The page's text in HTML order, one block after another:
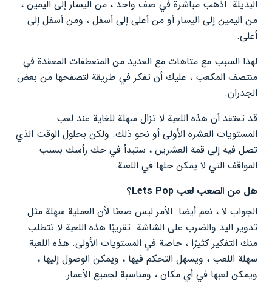
البديلة. اذهب مباشرة في صف واحد ، من اليسار إلى اليمين ،
من اليمين إلى اليسار أو من أعلى إلى أسفل ، ومن أسفل إلى
أعلى.
لهذا السبب مع متاهات مع العديد من المنعطفات المعقدة في
منتصف المكعب ، عليك أن تفكر في طريقة لتصفحها من بعض
الجدران.
قد تعتقد أن هذه اللعبة لا تزال سهلة للغاية عند لعب
المستويات العشرة الأولى أو نحو ذلك. ولكن بحلول الوقت الذي
تصل فيه إلى قمة العشرين ، ستبدأ في حك رأسك بسبب
المواقف التي لا يمكن حلها في اللعبة.
هل من الصعب لعب Lets Pop؟
الجواب لا ، نعم أيضا. الأمر ليس صعبًا لأن العملية سهلة مثل
تدوير اليد والضرب على الشاشة. تقريبًا هذه اللعبة لا تتطلب
منك التفكير كثيرًا ، خاصة في المستويات الأولى. هذه اللعبة
سهلة اللعب ، ويسهل التحكم فيها ، ويمكن الوصول إليها ،
ويمكن لعبها في أي مكان ، ومناسبة لجميع الأعمار.